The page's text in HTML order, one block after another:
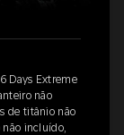
Days Extreme
não
de titânio não
incluído,